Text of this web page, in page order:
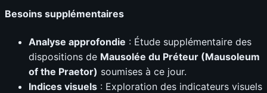
Besoins supplémentaires
Analyse approfondie : Étude supplémentaire des
dispositions de Mausolée du Préteur (Mausoleum
of the Praetor) soumises à ce jour.
Indices visuels : Exploration des indicateurs visuels